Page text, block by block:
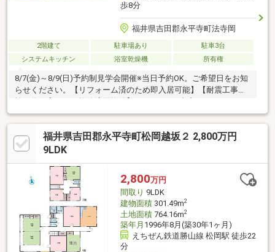
歩8分
福井県吉田郡永平寺町法寺岡
2階建て 駐車場あり
駐車3台
システムキッチン
浴室乾燥機 所有権
8/7(金)～8/9(日)予約制見学会開催※当日予約OK。ご希望日をお知
らせください。【リフォーム済のため即入居可能】【耐震工事実
チン・ユニットバス・洗面化粧台・トイレ新品交換、間取変更、
外壁塗装、クロス張り替え、フローリング張り替え、耐震補強工
事、建具交換、照明交換、防蟻工事、ハウスクリーニング等●周
辺施設・志比小学校まで約1200ｍ（徒歩15分）・永平寺中学校ま
おすすめポイント・雨漏り、構造上主要な部分の欠陥や・腐食、
給排水管の故障や
福井県吉田郡永平寺町松岡越坂２ 2,800万円
9LDK
2,800万円
間取り 9LDK
建物面積301.49m2
土地面積764.16m2
築年月 1996年8月(築30年1ヶ月)
えちぜん鉄道勝山線 松岡駅 徒歩22
分